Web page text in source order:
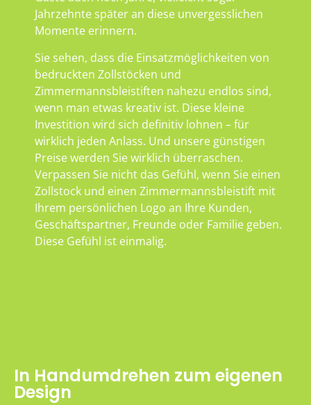
Jahrzehnte später an diese unvergesslichen
Momente erinnern.
Sie sehen, dass die Einsatzmöglichkeiten von
bedruckten Zollstöcken und
Zimmermannsbleistiften nahezu endlos sind,
wenn man etwas kreativ ist. Diese kleine
Investition wird sich definitiv lohnen – für
wirklich jeden Anlass. Und unsere günstigen
Preise werden Sie wirklich überraschen.
Verpassen Sie nicht das Gefühl, wenn Sie einen
Zollstock und einen Zimmermannsbleistift mit
Ihrem persönlichen Logo an Ihre Kunden,
Geschäftspartner, Freunde oder Familie geben.
Diese Gefühl ist einmalig.
In Handumdrehen zum eigenen
Design